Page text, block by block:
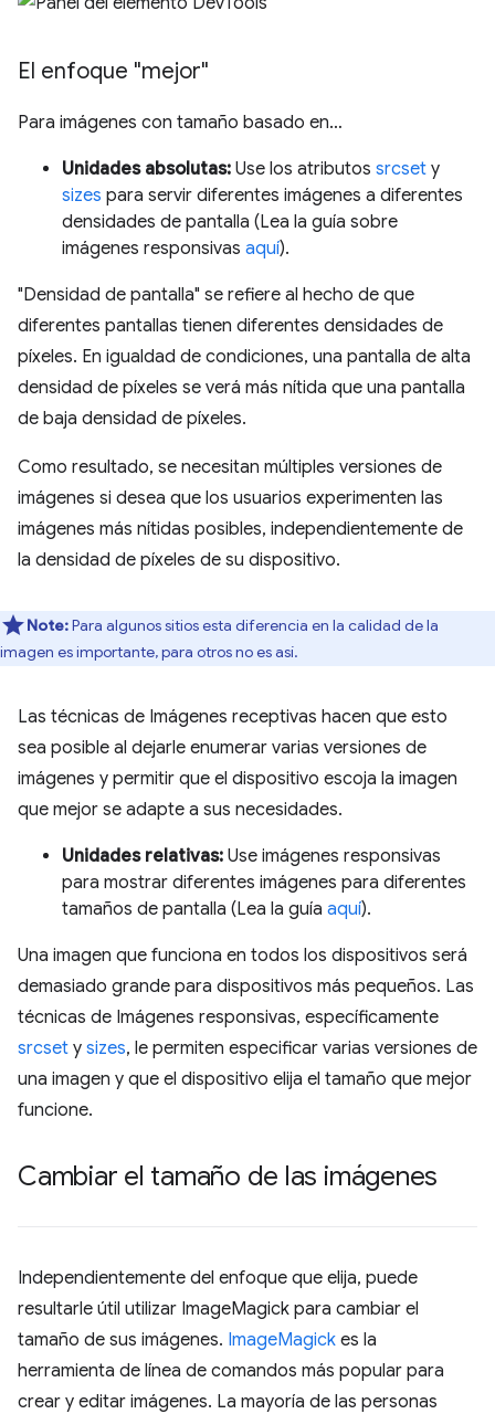
El enfoque "mejor"
Para imágenes con tamaño basado en…
Unidades absolutas: Use los atributos srcset y
sizes para servir diferentes imágenes a diferentes
densidades de pantalla (Lea la guía sobre
imágenes responsivas aquí).
"Densidad de pantalla" se refiere al hecho de que
diferentes pantallas tienen diferentes densidades de
píxeles. En igualdad de condiciones, una pantalla de alta
densidad de píxeles se verá más nítida que una pantalla
de baja densidad de píxeles.
Como resultado, se necesitan múltiples versiones de
imágenes si desea que los usuarios experimenten las
imágenes más nítidas posibles, independientemente de
la densidad de píxeles de su dispositivo.
Note:Para algunos sitios esta diferencia en la calidad de la
imagen es importante, para otros no es así.
Las técnicas de Imágenes receptivas hacen que esto
sea posible al dejarle enumerar varias versiones de
imágenes y permitir que el dispositivo escoja la imagen
que mejor se adapte a sus necesidades.
Unidades relativas: Use imágenes responsivas
para mostrar diferentes imágenes para diferentes
tamaños de pantalla (Lea la guía aquí).
Una imagen que funciona en todos los dispositivos será
demasiado grande para dispositivos más pequeños. Las
técnicas de Imágenes responsivas, específicamente
srcset y sizes, le permiten especificar varias versiones de
una imagen y que el dispositivo elija el tamaño que mejor
funcione.
Cambiar el tamaño de las imágenes
Independientemente del enfoque que elija, puede
resultarle útil utilizar ImageMagick para cambiar el
tamaño de sus imágenes. ImageMagick es la
herramienta de línea de comandos más popular para
crear y editar imágenes. La mayoría de las personas